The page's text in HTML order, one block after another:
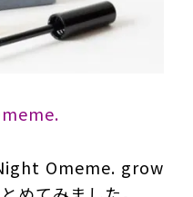
Omeme. grow